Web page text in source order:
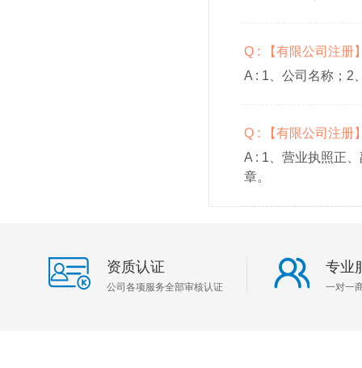
Q : 【有限公司注册
A : 1、公司名称；2
Q : 【有限公司注册
A : 1、营业执照正
章。
资质认证
公司各项服务全部审核认证
专业
一对一